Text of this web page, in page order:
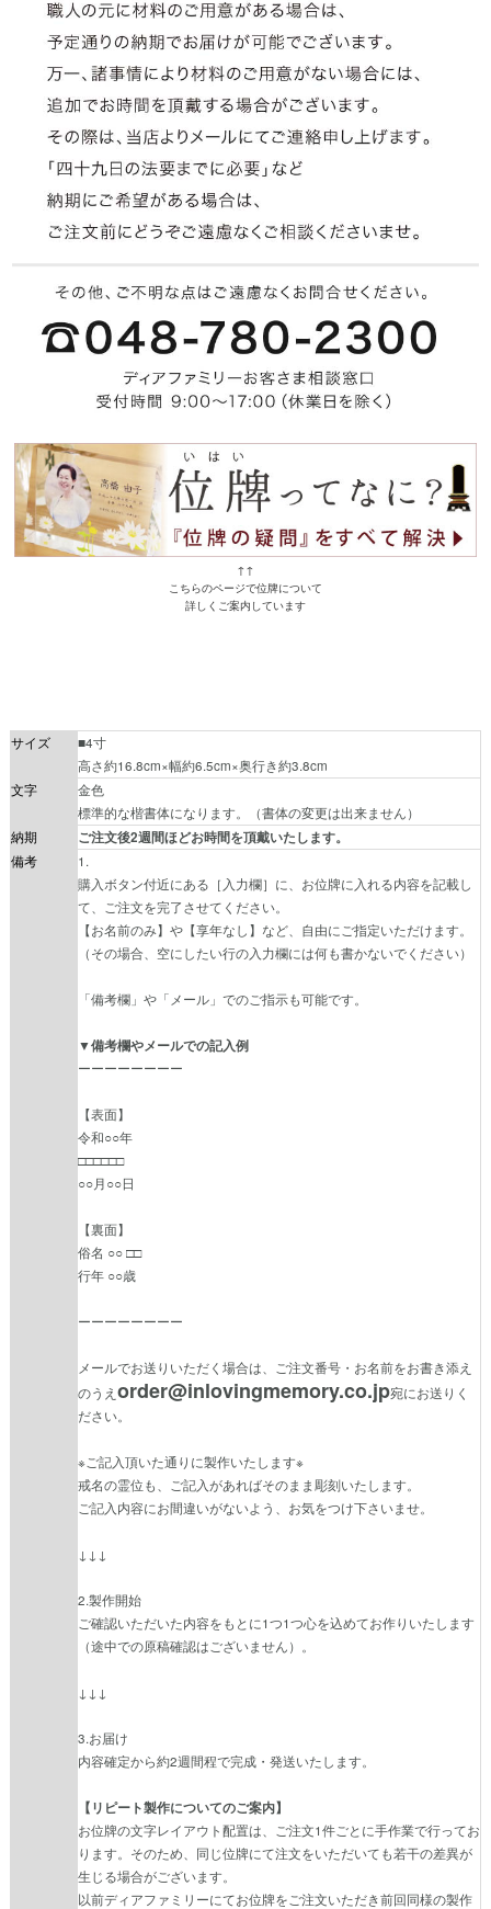
↑↑
こちらのページで位牌について
詳しくご案内しています
サイズ
■4寸
高さ約16.8cm×幅約6.5cm×奥行き約3.8cm
文字
金色
標準的な楷書体になります。（書体の変更は出来ません）
納期
ご注文後2週間ほどお時間を頂戴いたします。
備考
1.
購入ボタン付近にある［入力欄］に、お位牌に入れる内容を記載し
て、ご注文を完了させてください。
【お名前のみ】や【享年なし】など、自由にご指定いただけます。
（その場合、空にしたい行の入力欄には何も書かないでください）
「備考欄」や「メール」でのご指示も可能です。
▼備考欄やメールでの記入例
ーーーーーーーー
【表面】
令和○○年
□□□□□□
○○月○○日
【裏面】
俗名 ○○ □□
行年 ○○歳
ーーーーーーーー
メールでお送りいただく場合は、ご注文番号・お名前をお書き添え
のうえ order@inlovingmemory.co.jp宛にお送りく
ださい。
※ご記入頂いた通りに製作いたします※
戒名の霊位も、ご記入があればそのまま彫刻いたします。
ご記入内容にお間違いがないよう、お気をつけ下さいませ。
↓↓↓
2.製作開始
ご確認いただいた内容をもとに1つ1つ心を込めてお作りいたします
（途中での原稿確認はございません）。
↓↓↓
3.お届け
内容確定から約2週間程で完成・発送いたします。
【リピート製作についてのご案内】
お位牌の文字レイアウト配置は、ご注文1件ごとに手作業で行ってお
ります。そのため、同じ位牌にて注文をいただいても若干の差異が
生じる場合がございます。
以前ディアファミリーにてお位牌をご注文いただき前回同様の製作